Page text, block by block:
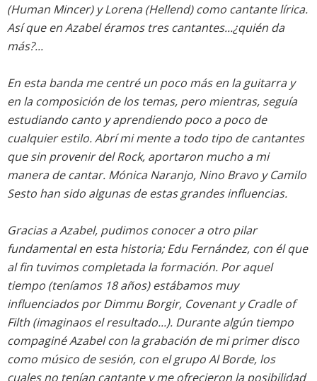
(Human Mincer) y Lorena (Hellend) como cantante lírica.
Así que en Azabel éramos tres cantantes...¿quién da
más?...
En esta banda me centré un poco más en la guitarra y
en la composición de los temas, pero mientras, seguía
estudiando canto y aprendiendo poco a poco de
cualquier estilo. Abrí mi mente a todo tipo de cantantes
que sin provenir del Rock, aportaron mucho a mi
manera de cantar. Mónica Naranjo, Nino Bravo y Camilo
Sesto han sido algunas de estas grandes influencias.
Gracias a Azabel, pudimos conocer a otro pilar
fundamental en esta historia; Edu Fernández, con él que
al fin tuvimos completada la formación. Por aquel
tiempo (teníamos 18 años) estábamos muy
influenciados por Dimmu Borgir, Covenant y Cradle of
Filth (imaginaos el resultado...). Durante algún tiempo
compaginé Azabel con la grabación de mi primer disco
como músico de sesión, con el grupo Al Borde, los
cuales no tenían cantante y me ofrecieron la posibilidad